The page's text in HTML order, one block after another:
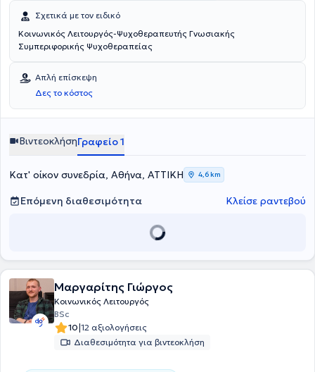
Σχετικά με τον ειδικό
Κοινωνικός Λειτουργός-Ψυχοθεραπευτής Γνωσιακής
Συμπεριφορικής Ψυχοθεραπείας
Απλή επίσκεψη
Δες το κόστος
ΒιντεοκλήσηΓραφείο 1
Κατ' οίκον συνεδρία, Αθήνα, ΑΤΤΙΚΗ 4,6 km
Επόμενη διαθεσιμότητα Κλείσε ραντεβού
Μαργαρίτης Γιώργος
Κοινωνικός Λειτουργός
BSc
10|12 αξιολογήσεις
Διαθεσιμότητα για βιντεοκλήση